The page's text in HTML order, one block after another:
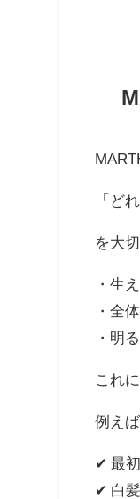
「ど
を大
・生
・全
・明
これ
例えば
✔ 最
✔ 白